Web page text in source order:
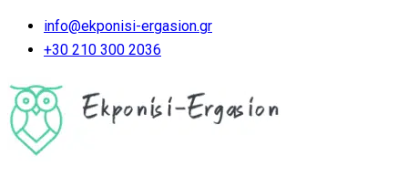
info@ekponisi-ergasion.gr
+30 210 300 2036